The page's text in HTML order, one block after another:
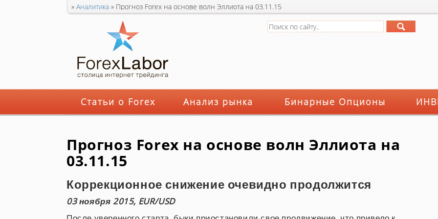
» Аналитика » Прогноз Forex на основе волн Эллиота на 03.11.15
Статьи о Forex Анализ рынка Бинарные Опционы
Прогноз Forex на основе волн Эллиота на
03.11.15
Коррекционное снижение очевидно продолжится
03 ноября 2015, EUR/USD